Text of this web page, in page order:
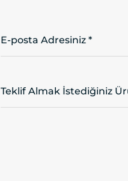
E-posta Adresiniz *
Teklif Almak İstediğiniz